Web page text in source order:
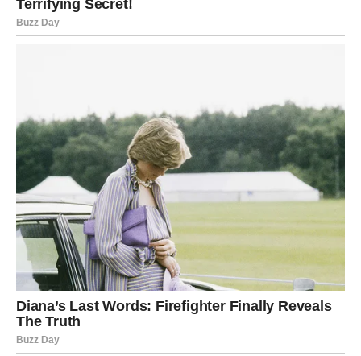
Dok se pita peče, pripremite sos tako što ćete sve sastojke –
Zašto probati pitu od belog luka?
Pita od belog luka nije samo ukusna, već i veoma jednostavna
za pripremu. Možete je služiti kao prilog uz razna jela ili je jesti
samostalno kao užinu. Beli luk je poznat po svojim
zdravstvenim prednostima – pomaže u jačanju imunog
sistema, smanjuje krvni pritisak i ima antioksidativna svojstva.
Dodavanjem sira i putera, dobija se savršena ravnoteža ukusa
koju će obožavati cela porodica.